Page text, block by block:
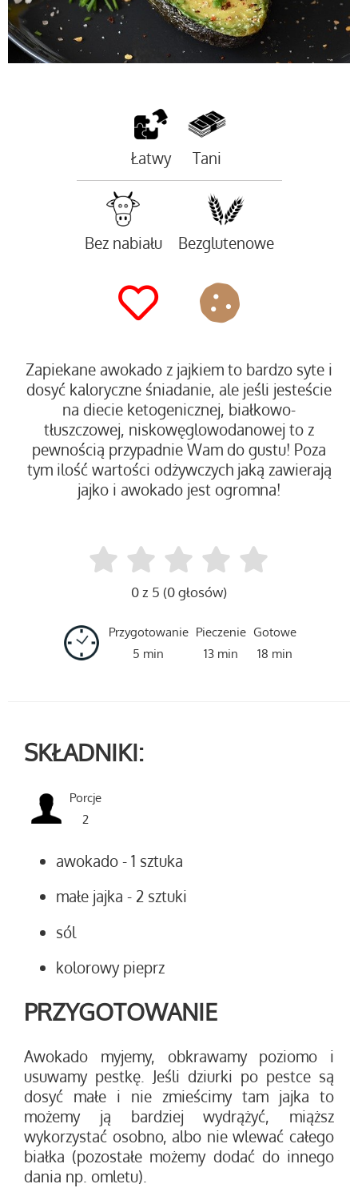
Łatwy Tani
Bez nabiału Bezglutenowe
Zapiekane awokado z jajkiem to bardzo syte i
dosyć kaloryczne śniadanie, ale jeśli jesteście
na diecie ketogenicznej, białkowo-
tłuszczowej, niskowęglowodanowej to z
pewnością przypadnie Wam do gustu! Poza
tym ilość wartości odżywczych jaką zawierają
jajko i awokado jest ogromna!
0 z 5 (0 głosów)
Przygotowanie Pieczenie Gotowe
5 min
13 min 18 min
SKŁADNIKI:
Porcje
2
awokado - 1 sztuka
małe jajka - 2 sztuki
sól
kolorowy pieprz
PRZYGOTOWANIE
Awokado myjemy, obkrawamy poziomo i
usuwamy pestkę. Jeśli dziurki po pestce są
dosyć małe i nie zmieścimy tam jajka to
możemy ją bardziej wydrążyć, miąższ
wykorzystać osobno, albo nie wlewać całego
białka (pozostałe możemy dodać do innego
dania np. omletu).